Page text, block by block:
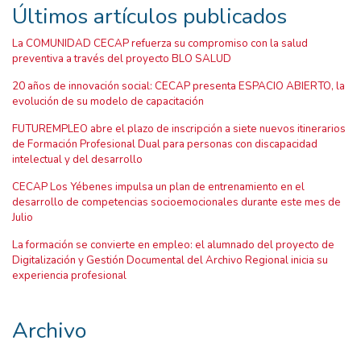
Últimos artículos publicados
La COMUNIDAD CECAP refuerza su compromiso con la salud
preventiva a través del proyecto BLO SALUD
20 años de innovación social: CECAP presenta ESPACIO ABIERTO, la
evolución de su modelo de capacitación
FUTUREMPLEO abre el plazo de inscripción a siete nuevos itinerarios
de Formación Profesional Dual para personas con discapacidad
intelectual y del desarrollo
CECAP Los Yébenes impulsa un plan de entrenamiento en el
desarrollo de competencias socioemocionales durante este mes de
Julio
La formación se convierte en empleo: el alumnado del proyecto de
Digitalización y Gestión Documental del Archivo Regional inicia su
experiencia profesional
Archivo